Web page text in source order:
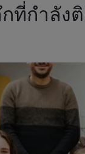
ที่กำลัง